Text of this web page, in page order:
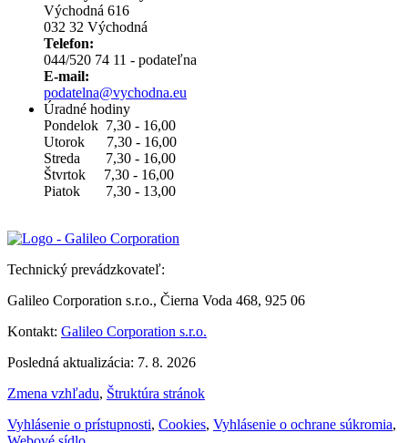
Východná 616
032 32 Východná
Telefon:
044/520 74 11 - podateľna
E-mail:
podatelna@vychodna.eu
Úradné hodiny
Pondelok 7,30 - 16,00
Utorok 7,30 - 16,00
Streda 7,30 - 16,00
Štvrtok 7,30 - 16,00
Piatok 7,30 - 13,00
Technický prevádzkovateľ:
Galileo Corporation s.r.o., Čierna Voda 468, 925 06
Kontakt: Galileo Corporation s.r.o.
Posledná aktualizácia: 7. 8. 2026
Zmena vzhľadu, Štruktúra stránok
Vyhlásenie o prístupnosti, Cookies, Vyhlásenie o ochrane súkromia,